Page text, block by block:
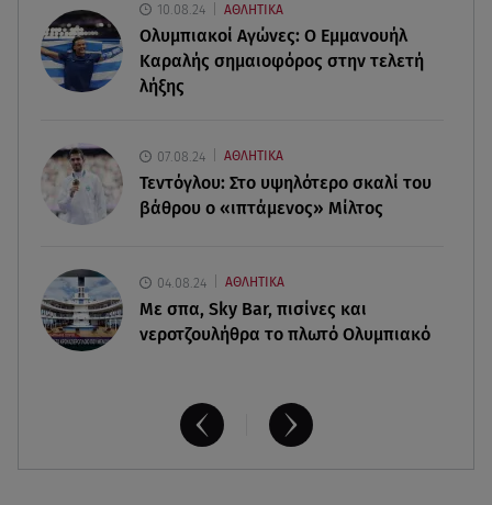
06.08.26 , 16:50
Οι έξι πιο επικίνδυνες εβδομάδες του έτους για
δασικές πυρκαγιές
Μικαέλα Κάσαρη: Έτοιμη για το Miss World
10.08.24 ΑΘΛΗΤΙΚΑ
Ολυμπιακοί Αγώνες: Ο Εμμανουήλ
Καραλής σημαιοφόρος στην τελετή
λήξης
07.08.24 ΑΘΛΗΤΙΚΑ
Τεντόγλου: Στο υψηλότερο σκαλί του
βάθρου ο «ιπτάμενος» Μίλτος
04.08.24 ΑΘΛΗΤΙΚΑ
Με σπα, Sky Bar, πισίνες και
νεροτζουλήθρα το πλωτό Ολυμπιακό